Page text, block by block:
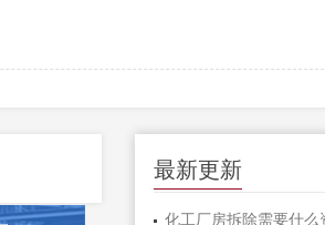
最新更新